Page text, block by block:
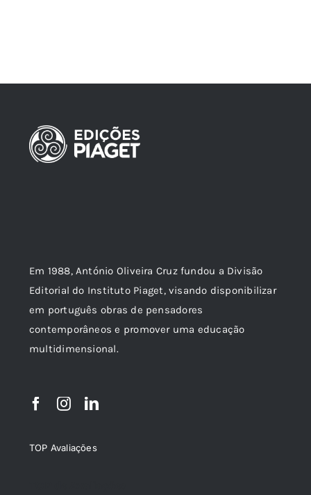
Em 1988, António Oliveira Cruz fundou a Divisão
Editorial do Instituto Piaget, visando disponibilizar
em português obras de pensadores
contemporâneos e promover uma educação
multidimensional.
TOP Avaliações